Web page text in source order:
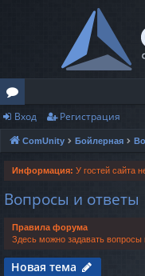
о
ру
м
ы
Вход Регистрация
ComUnity Бойлерная
Информация: У гостей сайта
Вопросы и ответы
Правила форума
Здесь можно задавать вопросы
Новая тема